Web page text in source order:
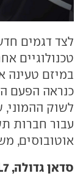
לצד דגמים
טכנולוגיים
כנראה הפעם
לשוק
עבור חברות
אוטובוסים,
סדאן גדולה, L7 –